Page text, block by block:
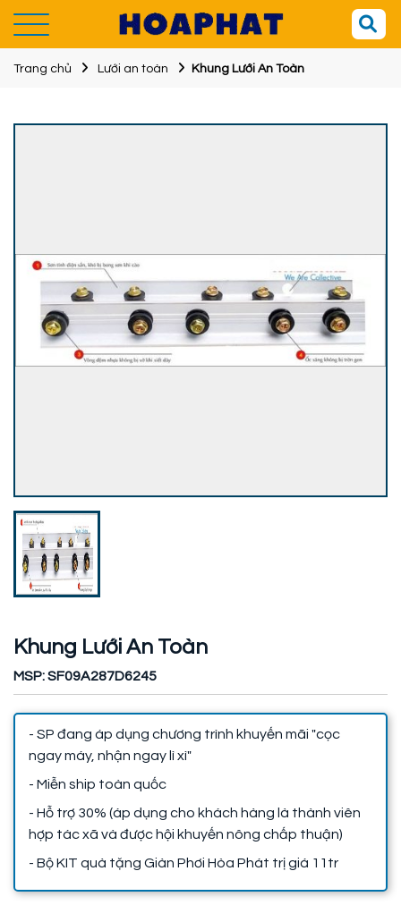
Trang chủ Lưới an toàn Khung Lưới An Toàn
Khung Lưới An Toàn
MSP: SF09A287D6245
- SP đang áp dụng chương trình khuyến mãi "cọc
ngay máy, nhận ngay lì xì"
- Miễn ship toàn quốc
- Hỗ trợ 30% (áp dụng cho khách hàng là thành viên
hợp tác xã và được hội khuyến nông chấp thuận)
- Bộ KIT quà tặng Giàn Phơi Hòa Phát trị giá 11tr